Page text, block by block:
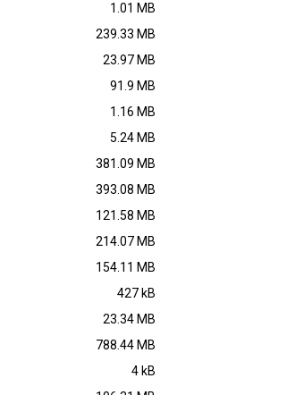
1.01 MB
239.33 MB
23.97 MB
91.9 MB
1.16 MB
5.24 MB
381.09 MB
393.08 MB
121.58 MB
214.07 MB
154.11 MB
427 kB
23.34 MB
788.44 MB
4 kB